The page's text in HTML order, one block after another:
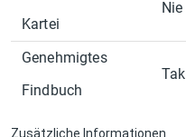
Kartei
Nie
Genehmigtes
Findbuch
Tak
Zusätzliche Informationen